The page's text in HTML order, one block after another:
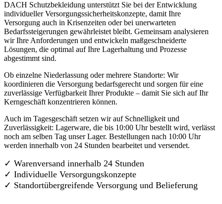
DACH Schutzbekleidung unterstützt Sie bei der Entwicklung
individueller Versorgungssicherheitskonzepte, damit Ihre
Versorgung auch in Krisenzeiten oder bei unerwarteten
Bedarfssteigerungen gewährleistet bleibt. Gemeinsam analysieren
wir Ihre Anforderungen und entwickeln maßgeschneiderte
Lösungen, die optimal auf Ihre Lagerhaltung und Prozesse
abgestimmt sind.
Ob einzelne Niederlassung oder mehrere Standorte: Wir
koordinieren die Versorgung bedarfsgerecht und sorgen für eine
zuverlässige Verfügbarkeit Ihrer Produkte – damit Sie sich auf Ihr
Kerngeschäft konzentrieren können.
Auch im Tagesgeschäft setzen wir auf Schnelligkeit und
Zuverlässigkeit: Lagerware, die bis 10:00 Uhr bestellt wird, verlässt
noch am selben Tag unser Lager. Bestellungen nach 10:00 Uhr
werden innerhalb von 24 Stunden bearbeitet und versendet.
✓ Warenversand innerhalb 24 Stunden
✓ Individuelle Versorgungskonzepte
✓ Standortübergreifende Versorgung und Belieferung